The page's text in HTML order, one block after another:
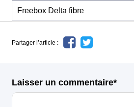
Freebox Delta fibre
Partager l’article :
Laisser un commentaire*